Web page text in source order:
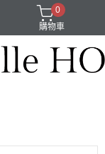
0
購物車